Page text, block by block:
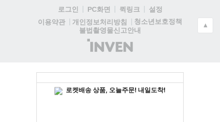
로그인 PC화면 퀵링크
설정
이용약관
개인정보처리방침
청소년보호정책
불법촬영물신고안내
(주)
인
▲